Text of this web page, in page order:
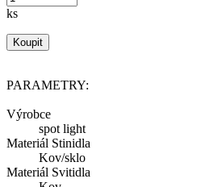
ks
Koupit
PARAMETRY:
Výrobce
spot light
Materiál Stinidla
Kov/sklo
Materiál Svitidla